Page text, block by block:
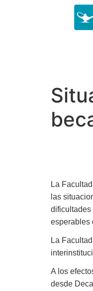
La
las
dificultades
esperables
La
A los
desde